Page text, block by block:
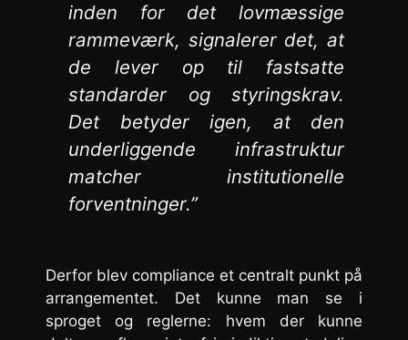
inden for det lovmæssige
rammeværk, signalerer det, at
de lever op til fastsatte
standarder og styringskrav.
Det betyder igen, at den
underliggende infrastruktur
matcher institutionelle
forventninger.”
Derfor blev compliance et centralt punkt på
arrangementet. Det kunne man se i
sproget og reglerne: hvem der kunne